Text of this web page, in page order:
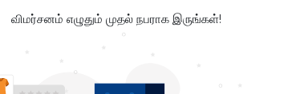
விமர்சனம் எழுதும் முதல் நபராக இருங்கள்!